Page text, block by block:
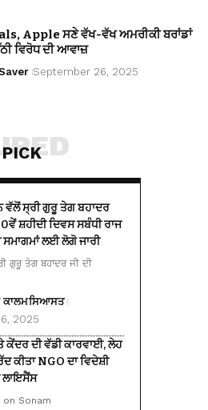
Apple ਸਣੇ ਵੱਖ-ਵੱਖ ਅਮਰੀਕੀ ਬਰਾਂਡਾਂ
ਵਿਰੋਧ ਦੀ ਆਵਾਜ਼
September 26, 2025
ਵੱਲੋਂ ਸ੍ਰੀ ਗੁਰੂ ਤੇਗ ਬਹਾਦਰ
ਸ਼ਹੀਦੀ ਦਿਵਸ ਸਬੰਧੀ ਰਾਜ
ਸਮਾਗਮਾਂ ਲਈ ਲੋਗੋ ਜਾਰੀ
ਗੁਰੂ ਤੇਗ ਬਹਾਦਰ ਜੀ ਦੀ
ਕਾਲਮਸਿਆਸਤ
2025
ਕੇਂਦਰ ਦੀ ਵੱਡੀ ਕਾਰਵਾਈ, ਲੇਹ
ਕੀਤਾ NGO ਦਾ ਵਿਦੇਸ਼ੀ
ਲਾਇਸੈਂਸ
Sonam